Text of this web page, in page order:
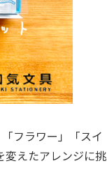
フラワー」「スイ
変えたアレンジに挑